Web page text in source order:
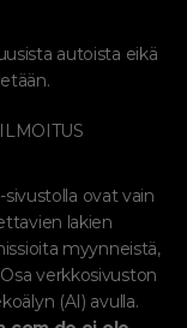
autoista eikä
-sivustolla ovat vain
lakien
myynneistä,
verkkosivuston
(AI) avulla.